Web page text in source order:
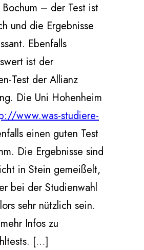
– der Test ist
und die Ergebnisse
Ebenfalls
ist der
Test der Allianz
Die Uni Hohenheim
www.was-studiere-
einen guten Test
Die Ergebnisse sind
in Stein gemeißelt,
bei der Studienwahl
sehr nützlich sein.
Infos zu
[…]